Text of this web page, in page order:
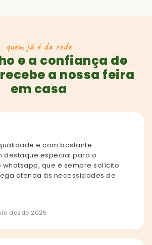
quem já é da rede
e a confiança de
a nossa feira
em casa
e com bastante
destaque especial para o
que é sempre solícito
atenda às necessidades de
desde 2025